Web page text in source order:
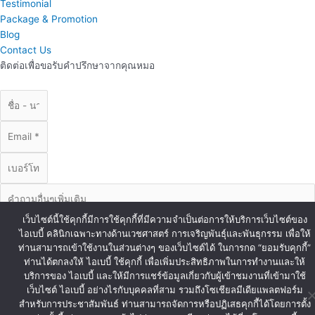
Testimonial
Package & Promotion
Blog
Contact Us
ติดต่อเพื่อขอรับคำปรึกษาจากคุณหมอ
ส่งข้อมูล
© Copyright iBaby 2020. All Right Reserved.
เว็บไซต์นี้ใช้คุกกี้มีการใช้คุกกี้ที่มีความจำเป็นต่อการให้บริการเว็บไซต์ของ
ไอเบบี้ คลินิกเฉพาะทางด้านเวชศาสตร์ การเจริญพันธุ์และพันธุกรรม เพื่อให้
ท่านสามารถเข้าใช้งานในส่วนต่างๆ ของเว็บไซต์ได้ ในการกด “ยอมรับคุกกี้”
ท่านได้ตกลงให้ ไอเบบี้ ใช้คุกกี้ เพื่อเพิ่มประสิทธิภาพในการทำงานและให้
บริการของ ไอเบบี้ และให้มีการแชร์ข้อมูลเกี่ยวกับผู้เข้าชมงานที่เข้ามาใช้
เว็บไซต์ ไอเบบี้ อย่างไรกับบุคคลที่สาม รวมถึงโซเชียลมีเดียแพลตฟอร์ม
สำหรับการประชาสัมพันธ์ ท่านสามารถจัดการหรือปฏิเสธคุกกี้ได้โดยการตั้ง